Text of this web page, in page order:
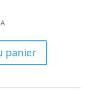
panier